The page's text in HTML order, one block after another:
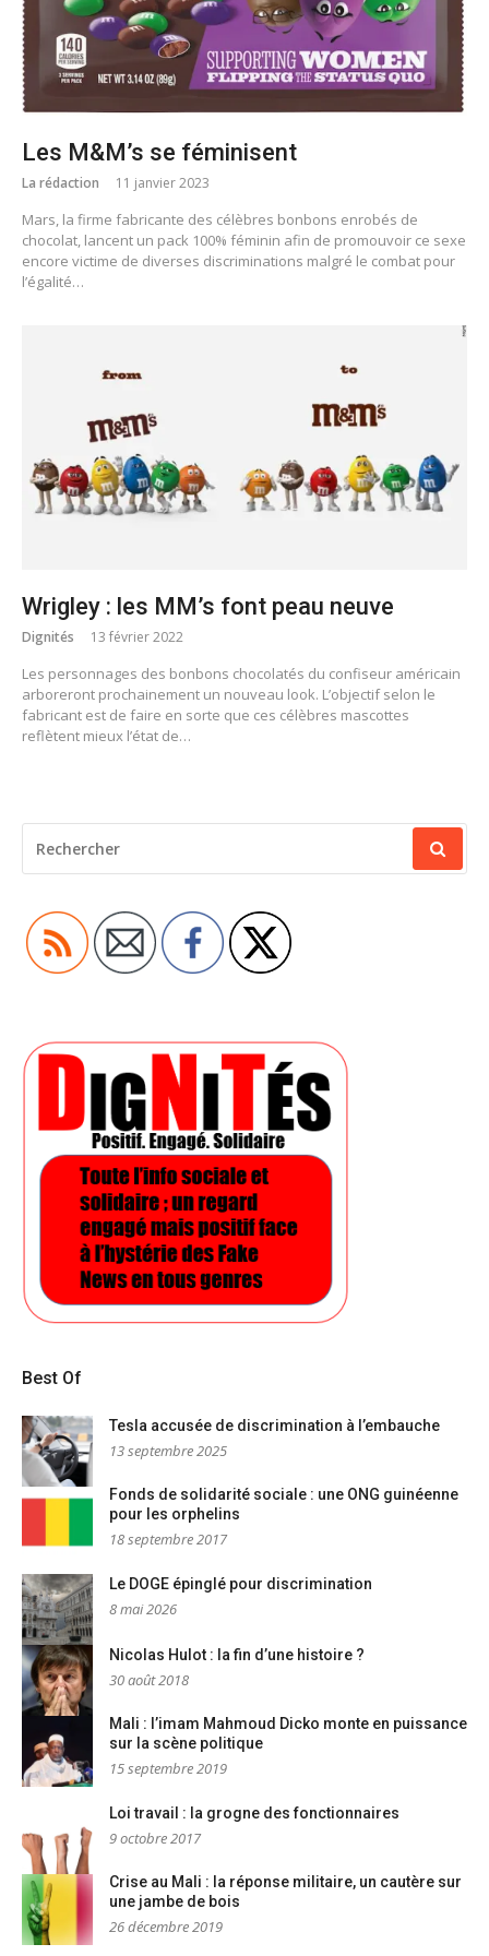
Les M&M’s se féminisent
La rédaction 11 janvier 2023
Mars, la firme fabricante des célèbres bonbons enrobés de
chocolat, lancent un pack 100% féminin afin de promouvoir ce sexe
encore victime de diverses discriminations malgré le combat pour
l’égalité…
Wrigley : les MM’s font peau neuve
Dignités 13 février 2022
Les personnages des bonbons chocolatés du confiseur américain
arboreront prochainement un nouveau look. L’objectif selon le
fabricant est de faire en sorte que ces célèbres mascottes
reflètent mieux l’état de…
POUR
:
Best Of
Tesla accusée de discrimination à l’embauche
13 septembre 2025
Fonds de solidarité sociale : une ONG guinéenne
pour les orphelins
18 septembre 2017
Le DOGE épinglé pour discrimination
8 mai 2026
Nicolas Hulot : la fin d’une histoire ?
30 août 2018
Mali : l’imam Mahmoud Dicko monte en puissance
sur la scène politique
15 septembre 2019
Loi travail : la grogne des fonctionnaires
9 octobre 2017
Crise au Mali : la réponse militaire, un cautère sur
une jambe de bois
26 décembre 2019